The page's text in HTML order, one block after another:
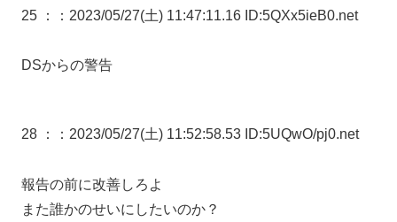
25 ： ：2023/05/27(土) 11:47:11.16 ID:5QXx5ieB0.net
DSからの警告
28 ： ：2023/05/27(土) 11:52:58.53 ID:5UQwO/pj0.net
報告の前に改善しろよ
また誰かのせいにしたいのか？